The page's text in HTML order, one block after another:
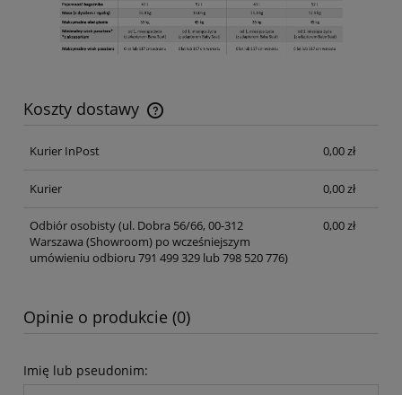
Koszty dostawy
Cena nie zawiera ewentualnych kosztów płatności
Kurier InPost
0,00 zł
Kurier 0,00 zł
Odbiór osobisty(ul. Dobra 56/66, 00-312
Warszawa (Showroom) po wcześniejszym
umówieniu odbioru 791 499 329 lub 798 520 776)
0,00 zł
Opinie o produkcie (0)
Imię lub pseudonim: